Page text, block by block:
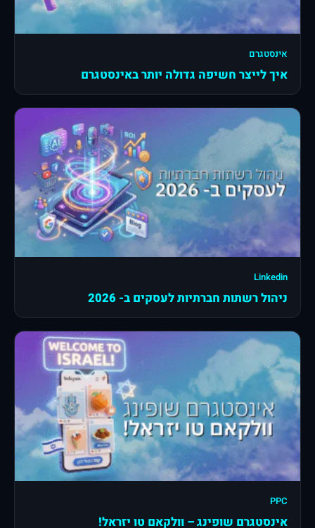
אינסטגרם
איך לייצר חשיפה גדולה יותר באינסטגרם
Linkedin
ניהול רשתות חברתיות לעסקים ב- 2026
PPC
אינסטגרם שופינג – וולקאם טו יזראל!